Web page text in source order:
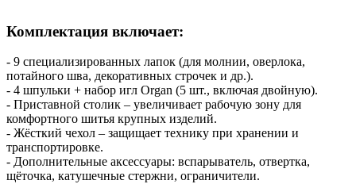
Комплектация включает:
- 9 специализированных лапок (для молнии, оверлока,
потайного шва, декоративных строчек и др.).
- 4 шпульки + набор игл Organ (5 шт., включая двойную).
- Приставной столик – увеличивает рабочую зону для
комфортного шитья крупных изделий.
- Жёсткий чехол – защищает технику при хранении и
транспортировке.
- Дополнительные аксессуары: вспарыватель, отвертка,
щёточка, катушечные стержни, ограничители.